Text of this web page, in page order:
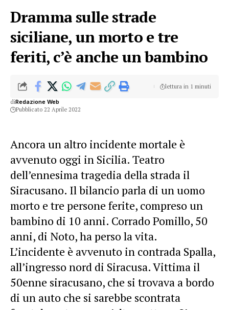
Dramma sulle strade
siciliane, un morto e tre
feriti, c’è anche un bambino
diRedazione Web
Pubblicato 22 Aprile 2022
lettura in 1 minuti
Ancora un altro incidente mortale è
avvenuto oggi in Sicilia. Teatro
dell’ennesima tragedia della strada il
Siracusano. Il bilancio parla di un uomo
morto e tre persone ferite, compreso un
bambino di 10 anni. Corrado Pomillo, 50
anni, di Noto, ha perso la vita.
L’incidente è avvenuto in contrada Spalla,
all’ingresso nord di Siracusa. Vittima il
50enne siracusano, che si trovava a bordo
di un auto che si sarebbe scontrata